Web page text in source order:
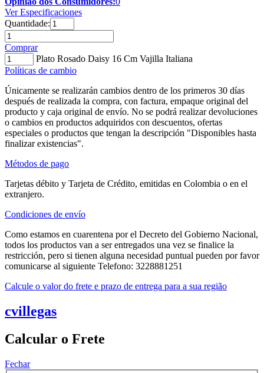
Ver Especificaciones
Quantidade:
Comprar
Plato Rosado Daisy 16 Cm Vajilla Italiana
Políticas de cambio
Únicamente se realizarán cambios dentro de los primeros 30 días
después de realizada la compra, con factura, empaque original del
producto y caja original de envío. No se podrá realizar devoluciones
o cambios en productos adquiridos con descuentos, ofertas
especiales o productos que tengan la descripción "Disponibles hasta
finalizar existencias".
Métodos de pago
Tarjetas débito y Tarjeta de Crédito, emitidas en Colombia o en el
extranjero.
Condiciones de envío
Como estamos en cuarentena por el Decreto del Gobierno Nacional,
todos los productos van a ser entregados una vez se finalice la
restricción, pero si tienen alguna necesidad puntual pueden por favor
comunicarse al siguiente Telefono: 3228881251
Calcule o valor do frete e prazo de entrega para a sua região
cvillegas
Calcular o Frete
Fechar